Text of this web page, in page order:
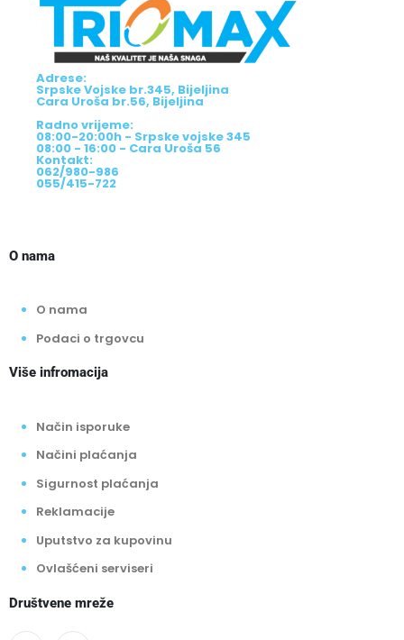
Adrese:
Srpske Vojske br.345, Bijeljina
Cara Uroša br.56, Bijeljina
Radno vrijeme:
08:00-20:00h - Srpske vojske 345
08:00 - 16:00 - Cara Uroša 56
Kontakt:
062/980-986
055/415-722
O nama
O nama
Podaci o trgovcu
Više infromacija
Način isporuke
Načini plaćanja
Sigurnost plaćanja
Reklamacije
Uputstvo za kupovinu
Ovlašćeni serviseri
Društvene mreže